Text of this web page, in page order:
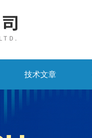
技术文章